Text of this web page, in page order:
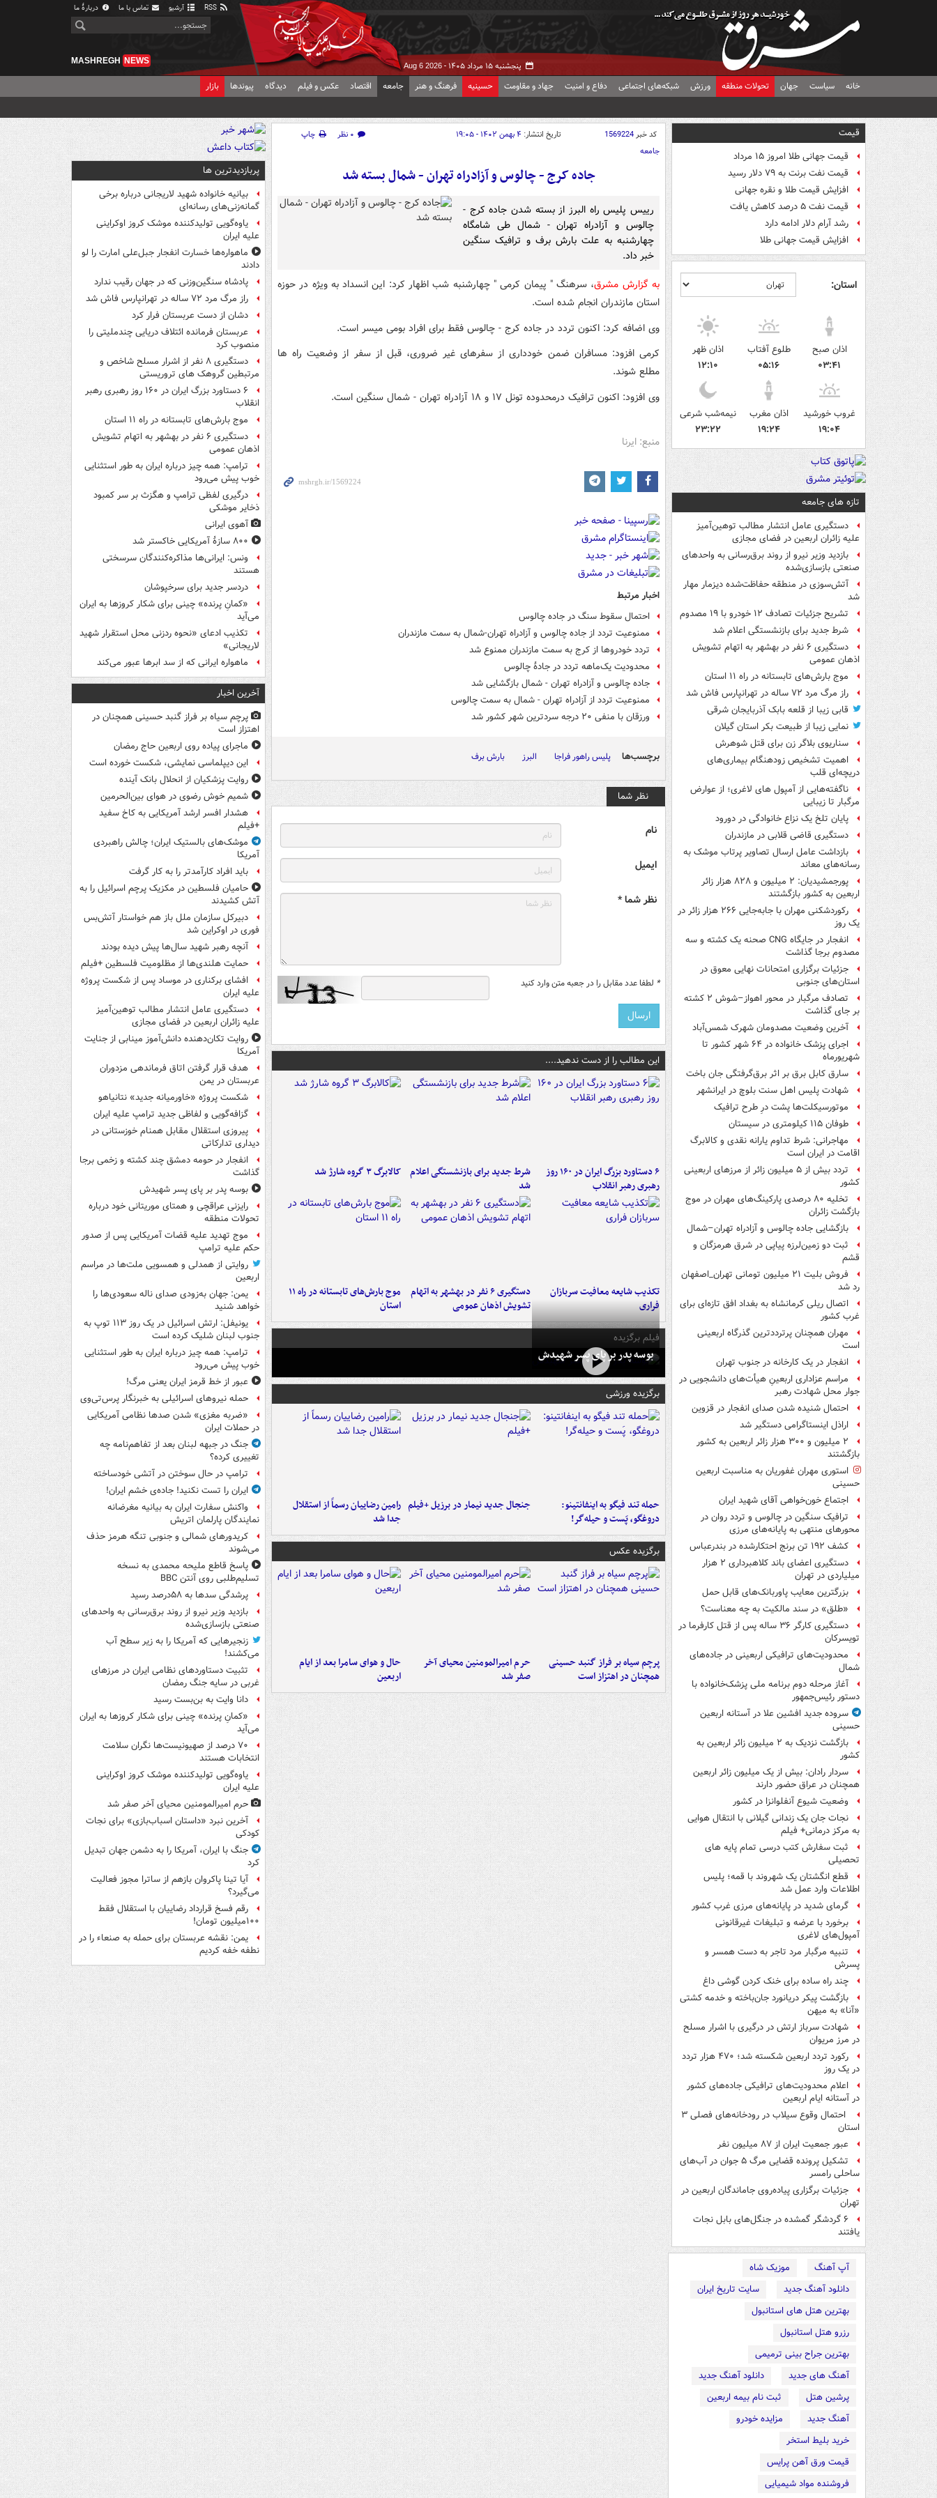
آرشیو تماس با ما دربارهٔ ما
پنجشنبه ۱۵ مرداد ۱۴۰۵ - Aug 6 2026
MASHREGH NEWS
خانه سیاست جهان تحولات منطقه ورزش شبکه‌های اجتماعی دفاع و امنیت جهاد و مقاومت حسینیه فرهنگ و هنر جامعه اقتصاد عکس و فیلم دیدگاه پیوندها بازار
قیمت
قیمت جهانی طلا امروز ۱۵ مرداد
قیمت نفت برنت به ۷۹ دلار رسید
افزایش قیمت طلا و نقره جهانی
قیمت نفت ۵ درصد کاهش یافت
رشد آرام دلار ادامه دارد
افزایش قیمت جهانی طلا
استان:
اذان صبح
۰۳:۴۱
طلوع آفتاب
۰۵:۱۶
اذان ظهر
۱۲:۱۰
غروب خورشید
۱۹:۰۴
اذان مغرب
۱۹:۲۴
نیمه‌شب شرعی
۲۳:۲۲
تازه های جامعه
دستگیری عامل انتشار مطالب توهین‌آمیز
علیه زائران اربعین در فضای مجازی
بازدید وزیر نیرو از روند برق‌رسانی به واحدهای
صنعتی بازسازی‌شده
آتش‌سوزی در منطقه حفاظت‌شده دیزمار مهار
شد
تشریح جزئیات تصادف ۱۲ خودرو با ۱۹ مصدوم
شرط جدید برای بازنشستگی اعلام شد
دستگیری ۶ نفر در بهشهر به اتهام تشویش
اذهان عمومی
موج بارش‌های تابستانه در راه ۱۱ استان
راز مرگ مرد ۷۲ ساله در تهرانپارس فاش شد
قابی زیبا از قلعه بابک آذربایجان شرقی
نمایی زیبا از طبیعت بکر استان گیلان
سناریوی بلاگر زن برای قتل شوهرش
اهمیت تشخیص زودهنگام بیماری‌های
دریچه‌ای قلب
ناگفته‌هایی از آمپول های لاغری؛ از عوارض
مرگبار تا زیبایی
پایان تلخ یک نزاع خانوادگی در دورود
دستگیری قاضی قلابی در مازندران
بازداشت عامل ارسال تصاویر پرتاب موشک به
رسانه‌های معاند
پورجمشیدیان: ۲ میلیون و ۸۲۸ هزار زائر
اربعین به کشور بازگشتند
رکوردشکنی مهران با جابه‌جایی ۲۶۶ هزار زائر در
یک روز
انفجار در جایگاه CNG صحنه یک کشته و سه
مصدوم برجا گذاشت
جزئیات برگزاری امتحانات نهایی معوق در
استان‌های جنوبی
تصادف مرگبار در محور اهواز–شوش ۲ کشته
بر جای گذاشت
آخرین وضعیت مصدومان شهرک شمس‌آباد
اجرای پزشک خانواده در ۶۴ شهر کشور تا
شهریورماه
سارق کابل برق بر اثر برق‌گرفتگی جان باخت
شهادت پلیس اهل سنت بلوچ در ایرانشهر
موتورسیکلت‌ها پشت درِ طرح ترافیک
طوفان ۱۱۵ کیلومتری در سیستان
مهاجرانی: شرط تداوم یارانه نقدی و کالابرگ
اقامت در ایران است
تردد بیش از ۵ میلیون زائر از مرزهای اربعینی
کشور
تخلیه ۸۰ درصدی پارکینگ‌های مهران در موج
بازگشت زائران
بازگشایی جاده چالوس و آزادراه تهران–شمال
ثبت دو زمین‌لرزه پیاپی در شرق هرمزگان و
قشم
فروش بلیت ۲۱ میلیون تومانی تهران_اصفهان
رد شد
اتصال ریلی کرمانشاه به بغداد افق تازه‌ای برای
غرب کشور
مهران همچنان پرترددترین گذرگاه اربعینی
است
انفجار در یک کارخانه در جنوب تهران
مراسم عزاداری اربعینِ هیأت‌های دانشجویی در
جوار محل شهادت رهبر
احتمال شنیده شدن صدای انفجار در قزوین
اراذل اینستاگرامی دستگیر شد
۲ میلیون و ۳۰۰ هزار زائر اربعین به کشور
بازگشتند
استوری مهران غفوریان به مناسبت اربعین
حسینی
اجتماع خون‌خواهی آقای شهید ایران
ترافیک سنگین در چالوس و تردد روان در
محورهای منتهی به پایانه‌های مرزی
کشف ۱۹۲ تن برنج احتکارشده در بندرعباس
دستگیری اعضای باند کلاهبرداری ۲ هزار
میلیاردی در تهران
بزرگترین معایب پاوربانک‌های قابل حمل
«طلق» در سند مالکیت به چه معناست؟
دستگیری کارگر ۳۶ ساله پس از قتل کارفرما در
تویسرکان
محدودیت‌های ترافیکی اربعینی در جاده‌های
شمال‌
آغاز مرحله دوم برنامه ملی پزشک‌خانواده با
دستور رئیس‌جمهور
سروده جدید افشین علا در آستانه اربعین
حسینی
بازگشت نزدیک به ۲ میلیون زائر اربعین به
کشور
سردار رادان: بیش از یک میلیون زائر اربعین
همچنان در عراق حضور دارند
وضعیت شیوع آنفلوانزا در کشور
نجات جان یک زندانی گیلانی با انتقال هوایی
به مرکز درمانی+ فیلم
ثبت سفارش کتب درسی تمام پایه های
تحصیلی
قطع انگشتان یک شهروند با قمه؛ پلیس
اطلاعات وارد عمل شد
گرمای شدید در پایانه‌های مرزی غرب کشور
برخورد با عرضه و تبلیغات غیرقانونی
آمپول‌های لاغری
تنبیه مرگبار مرد تاجر به دست همسر و
پسرش
چند راه‌ ساده برای خنک کردن گوشی داغ
بازگشت پیکر دریانورد جان‌باخته و خدمه کشتی
«آنا» به میهن
شهادت سرباز ارتش در درگیری با اشرار مسلح
در مرز مریوان
رکورد تردد اربعین شکسته شد؛ ۴۷۰ هزار تردد
در یک روز
اعلام محدودیت‌های ترافیکی جاده‌های کشور
در آستانه ایام اربعین
احتمال وقوع سیلاب در رودخانه‌های فصلی ۳
استان
عبور جمعیت ایران از ۸۷ میلیون نفر
تشکیل پرونده قضایی مرگ ۵ جوان در آب‌های
ساحلی رامسر
جزئیات برگزاری پیاده‌روی جاماندگان اربعین در
تهران
۶ گردشگر گمشده در جنگل‌های بابل نجات
یافتند
آپ آهنگ
موزیک شاه
دانلود آهنگ جدید
سایت تاریخ ایران
بهترین هتل های استانبول
رزرو هتل استانبول
بهترین جراح بینی ترمیمی
آهنگ های جدید
دانلود آهنگ جدید
پرشین هتل
ثبت نام بیمه اربعین
آهنگ جدید
مزایده خودرو
خرید بلیط استخر
قیمت ورق آهن پرایس
فروشنده مواد شیمیایی
کد خبر1569224 تاریخ انتشار: ۴ بهمن ۱۴۰۲ - ۱۹:۰۵ ۰ نظر
چاپ
جامعه
جاده کرج - چالوس و آزادراه تهران - شمال بسته شد
رییس پلیس راه البرز از بسته شدن جاده کرج -
چالوس و آزادراه تهران - شمال طی شامگاه
چهارشنبه به علت بارش برف و ترافیک سنگین
خبر داد.
به گزارش مشرق، سرهنگ " پیمان کرمی " چهارشنبه شب اظهار کرد: این انسداد به ویژه در حوزه
استان مازندران انجام شده است.
وی اضافه کرد: اکنون تردد در جاده کرج - چالوس فقط برای افراد بومی میسر است.
کرمی افزود: مسافران ضمن خودداری از سفرهای غیر ضروری، قبل از سفر از وضعیت راه ها
مطلع شوند.
وی افزود: اکنون ترافیک درمحدوده تونل ١٧ و ١٨ آزادراه تهران - شمال سنگین است.
منبع: ایرنا
اخبار مرتبط
احتمال سقوط سنگ در جاده چالوس
ممنوعیت تردد از جاده چالوس و آزادراه تهران-شمال به سمت مازندران
تردد خودروها از کرج به سمت مازندران ممنوع شد
محدودیت یک‌ماهه تردد در جادۀ چالوس
جاده چالوس و آزادراه تهران - شمال بازگشایی شد
ممنوعیت تردد از آزادراه تهران - شمال به سمت چالوس
ورزقان با منفی ۲۰ درجه سردترین شهر کشور شد
برچسب‌ها پلیس راهور فراجا البرز بارش برف
نظر شما
نام
ایمیل
نظر شما *
* لطفا عدد مقابل را در جعبه متن وارد کنید
این مطالب را از دست ندهید....
۶ دستاورد بزرگ ایران در ۱۶۰ روز
رهبری رهبر انقلاب
شرط جدید برای بازنشستگی اعلام
شد
کالابرگ ۳ گروه شارژ شد
تکذیب شایعه معافیت سربازان
فراری
دستگیری ۶ نفر در بهشهر به اتهام
تشویش اذهان عمومی
موج بارش‌های تابستانه در راه ۱۱
استان
فیلم برگزیده
بوسه‌ پدر بر پای پسر شهیدش
برگزیده ورزشی
حمله تند فیگو به اینفانتینو:
دروغگو، پَست‌ و حیله‌گر!
جنجال جدید نیمار در برزیل +فیلم رامین رضاییان رسماً از استقلال
جدا شد
برگزیده عکس
پرچم سیاه بر فراز گنبد حسینی
همچنان در اهتزاز است
حرم امیرالمومنین محیای آخر
صفر شد
حال و هوای سامرا بعد از ایام
اربعین
پربازدیدترین ها
بیانیه خانواده شهید لاریجانی درباره برخی
گمانه‌زنی‌های رسانه‌ای
یاوه‌گویی تولیدکننده موشک کروز اوکراینی
علیه ایران
ماهواره‌ها خسارت انفجار جبل‌علی امارت را لو
دادند
پادشاه سنگین‌وزنی که در جهان رقیب ندارد
راز مرگ مرد ۷۲ ساله در تهرانپارس فاش شد
دشان از دست عربستان فرار کرد
عربستان فرمانده ائتلاف دریایی چندملیتی را
منصوب کرد
دستگیری ۸ نفر از اشرار مسلح شاخص و
مرتبطین گروهک های تروریستی
۶ دستاورد بزرگ ایران در ۱۶۰ روز رهبری رهبر
انقلاب
موج بارش‌های تابستانه در راه ۱۱ استان
دستگیری ۶ نفر در بهشهر به اتهام تشویش
اذهان عمومی
ترامپ: همه چیز درباره ایران به طور استثنایی
خوب پیش می‌رود
درگیری لفظی ترامپ و هگزث بر سر کمبود
ذخایر موشکی
آهوی ایرانی
۸۰۰ سازۀ آمریکایی خاکستر شد
ونس: ایرانی‌ها مذاکره‌کنندگان سرسختی
هستند
دردسر جدید برای سرخپوشان
«کمانِ پرنده» چینی برای شکار کروزها به ایران
می‌آید
تکذیب ادعای «نحوه ردزنی محل استقرار شهید
لاریجانی»
ماهواره ایرانی که از سد ابرها عبور می‌کند
آخرین اخبار
پرچم سیاه بر فراز گنبد حسینی همچنان در
اهتزاز است
ماجرای پیاده روی اربعین حاج رمضان
این دیپلماسی نمایشی، شکست خورده است
روایت پزشکیان از انحلال بانک آینده
شمیم خوش رضوی در هوای بین‌الحرمین
هشدار افسر ارشد آمریکایی به کاخ سفید
+فیلم
موشک‌های بالستیک ایران؛ چالش راهبردی
آمریکا
باید افراد کارآمدتر را به کار گرفت
حامیان فلسطین در مکزیک پرچم اسرائیل را به
آتش کشیدند
دبیرکل سازمان ملل باز هم خواستار آتش‌بس
فوری در اوکراین شد
آنچه رهبر شهید سال‌ها پیش دیده بودند
حمایت هلندی‌ها از مظلومیت فلسطین +فیلم
افشای برکناری در موساد پس از شکست پروژه
علیه ایران
دستگیری عامل انتشار مطالب توهین‌آمیز
علیه زائران اربعین در فضای مجازی
روایت تکان‌دهنده دانش‌آموز مینابی از جنایت
آمریکا
هدف قرار گرفتن اتاق‌ فرماندهی مزدوران
عربستان در یمن
شکست پروژه «خاورمیانه جدید» نتانیاهو
گزافه‌گویی و لفاظی جدید ترامپ علیه ایران
پیروزی استقلال مقابل همنام خوزستانی در
دیداری تدارکاتی
انفجار در حومه دمشق چند کشته و زخمی برجا
گذاشت
بوسه‌ پدر بر پای پسر شهیدش
رایزنی عراقچی و همتای موریتانی خود درباره
تحولات منطقه
موج تهدید علیه قضات آمریکایی پس از صدور
حکم علیه ترامپ
روایتی از همدلی و همسویی ملت‌ها در مراسم
اربعین
یمن: جهان به‌زودی صدای ناله سعودی‌ها را
خواهد شنید
یونیفل: ارتش اسرائیل در یک روز ۱۱۳ توپ به
جنوب لبنان شلیک کرده است
ترامپ: همه چیز درباره ایران به طور استثنایی
خوب پیش می‌رود
عبور از خط قرمز ایران یعنی مرگ!
حمله نیروهای اسرائیلی به خبرنگار پرس‌تی‌وی
«ضربه مغزی» شدن صدها نظامی آمریکایی
در حملات ایران
جنگ در جبهه لبنان بعد از تفاهم‌نامه چه
تغییری کرده؟
ترامپ در حال سوختن در آتشی خودساخته
ایران را تست نکنید! جاده‌ی خشم ایران!
واکنش سفارت ایران به بیانیه مغرضانه
نمایندگان پارلمان اتریش
کریدورهای شمالی و جنوبی تنگه هرمز حذف
می‌شوند
پاسخ قاطع ملیحه محمدی به نسخه
تسلیم‌طلبی روی آنتن BBC
پرشدگی سدها به ۵۸درصد رسید
بازدید وزیر نیرو از روند برق‌رسانی به واحدهای
صنعتی بازسازی‌شده
زنجیرهایی که آمریکا را به زیر سطح آب
می‌کشند!
تثبیت دستاوردهای نظامی ایران در مرزهای
غربی در سایه جنگ رمضان
دانا وایت به بن‌بست رسید
«کمانِ پرنده» چینی برای شکار کروزها به ایران
می‌آید
۷۰ درصد از صهیونیست‌ها نگران سلامت
انتخابات هستند
یاوه‌گویی تولیدکننده موشک کروز اوکراینی
علیه ایران
حرم امیرالمومنین محیای آخر صفر شد
آخرین نبرد «داستان اسباب‌بازی» برای نجات
کودکی
جنگ با ایران، آمریکا را به دشمن جهان تبدیل
کرد
آیا تینا پاکروان بازهم از ساترا مجوز فعالیت
می‌گیرد؟
رقم فسخ قرارداد رضاییان با استقلال فقط
۱۰۰میلیون تومان!
یمن: نقشه عربستان برای حمله به صنعاء را در
نطفه خفه کردیم